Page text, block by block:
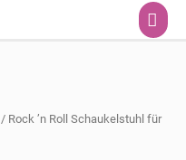
/ Rock ’n Roll Schaukelstuhl für